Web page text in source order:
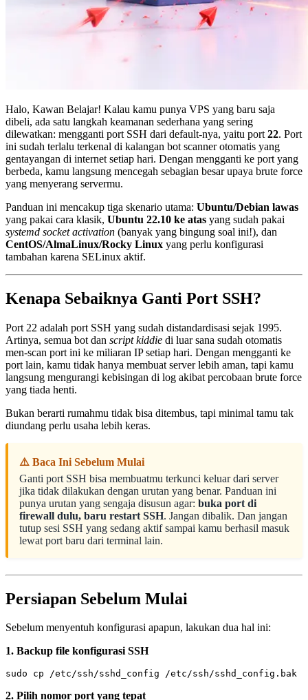
Halo, Kawan Belajar! Kalau kamu punya VPS yang baru saja
dibeli, ada satu langkah keamanan sederhana yang sering
dilewatkan: mengganti port SSH dari default-nya, yaitu port 22. Port
ini sudah terlalu terkenal di kalangan bot scanner otomatis yang
gentayangan di internet setiap hari. Dengan mengganti ke port yang
berbeda, kamu langsung mencegah sebagian besar upaya brute force
yang menyerang servermu.
Panduan ini mencakup tiga skenario utama: Ubuntu/Debian lawas
yang pakai cara klasik, Ubuntu 22.10 ke atas yang sudah pakai
systemd socket activation (banyak yang bingung soal ini!), dan
CentOS/AlmaLinux/Rocky Linux yang perlu konfigurasi
tambahan karena SELinux aktif.
Kenapa Sebaiknya Ganti Port SSH?
Port 22 adalah port SSH yang sudah distandardisasi sejak 1995.
Artinya, semua bot dan script kiddie di luar sana sudah otomatis
men-scan port ini ke miliaran IP setiap hari. Dengan mengganti ke
port lain, kamu tidak hanya membuat server lebih aman, tapi kamu
langsung mengurangi kebisingan di log akibat percobaan brute force
yang tiada henti.
Bukan berarti rumahmu tidak bisa ditembus, tapi minimal tamu tak
diundang perlu usaha lebih keras.
⚠️ Baca Ini Sebelum Mulai
Ganti port SSH bisa membuatmu terkunci keluar dari server
jika tidak dilakukan dengan urutan yang benar. Panduan ini
punya urutan yang sengaja disusun agar: buka port di
firewall dulu, baru restart SSH. Jangan dibalik. Dan jangan
tutup sesi SSH yang sedang aktif sampai kamu berhasil masuk
lewat port baru dari terminal lain.
Persiapan Sebelum Mulai
Sebelum menyentuh konfigurasi apapun, lakukan dua hal ini:
1. Backup file konfigurasi SSH
2. Pilih nomor port yang tepat